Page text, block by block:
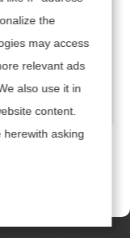
开通网站！
the
may access
relevant ads
also use it in
content.
herewith asking